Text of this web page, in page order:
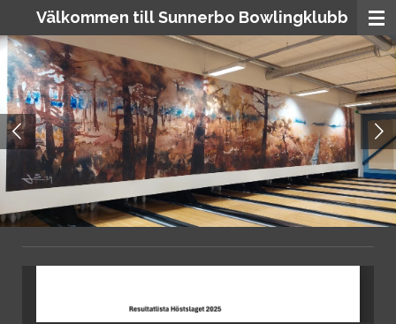
Hoppa
till
huvudinnehållet
Välkommen till Sunnerbo Bowlingklubb